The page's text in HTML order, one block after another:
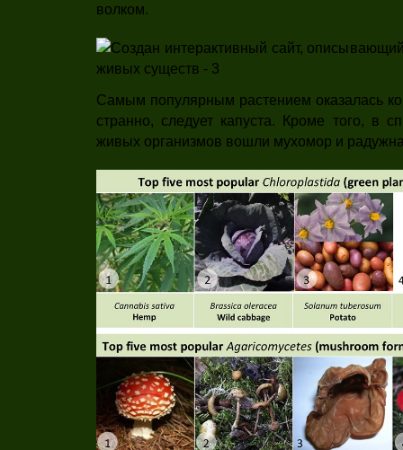
волком.
Самым популярным растением оказалась
странно, следует капуста. Кроме того, в
живых организмов вошли мухомор и